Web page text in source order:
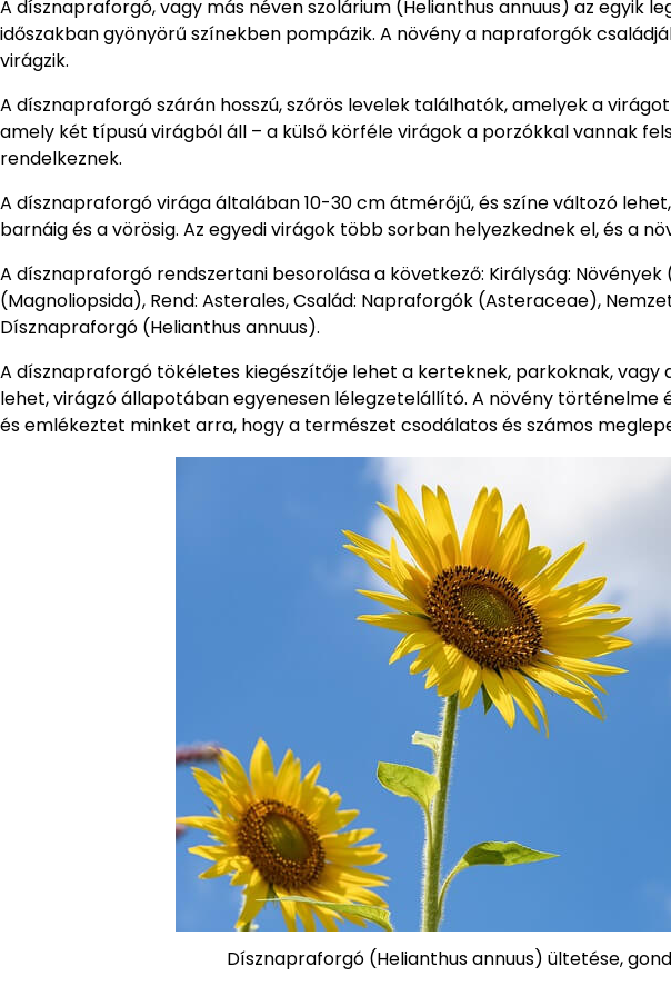
A dísznapraforgó, vagy más néven szolárium (Helianthus annuus) az egyik
időszakban gyönyörű színekben pompázik. A növény a napraforgók
virágzik.
A dísznapraforgó szárán hosszú, szőrös levelek találhatók, amelyek a
amely két típusú virágból áll – a külső körféle virágok a porzókkal vannak
rendelkeznek.
A dísznapraforgó virága általában 10-30 cm átmérőjű, és színe változó
barnáig és a vörösig. Az egyedi virágok több sorban helyezkednek el, és a
A dísznapraforgó rendszertani besorolása a következő: Királyság: Növények
(Magnoliopsida), Rend: Asterales, Család: Napraforgók (Asteraceae),
Dísznapraforgó (Helianthus annuus).
A dísznapraforgó tökéletes kiegészítője lehet a kerteknek, parkoknak, vagy
lehet, virágzó állapotában egyenesen lélegzetelállító. A növény történelme
és emlékeztet minket arra, hogy a természet csodálatos és számos
Dísznapraforgó (Helianthus annuus) ültetése,